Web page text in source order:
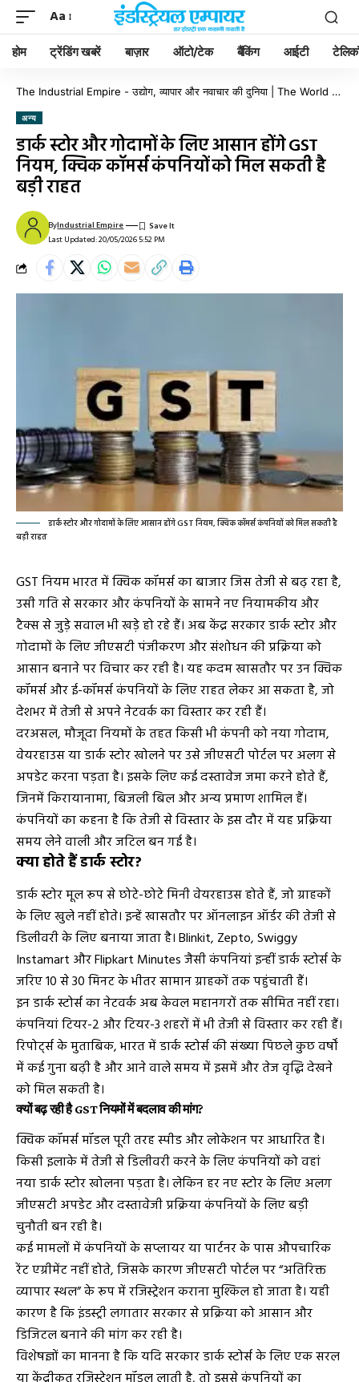
Aa
होम ट्रेंडिंग खबरें बाज़ार ऑटो/टेक बैंकिंग आईटी
The Industrial Empire - उद्योग, व्यापार और नवाचार की दुनिया | The World of Industry, Business & Innovation
अन्य
डार्क स्टोर और गोदामों के लिए आसान होंगे GST
नियम, क्विक कॉमर्स कंपनियों को मिल सकती है
बड़ी राहत
Last Updated: 20/05/2026 5:52 PM
ByIndustrial Empire
डार्क स्टोर और गोदामों के लिए आसान होंगे GST नियम, क्विक कॉमर्स कंपनियों को मिल सकती है
बड़ी राहत
GST नियम भारत में क्विक कॉमर्स का बाजार जिस तेजी से बढ़ रहा है,
उसी गति से सरकार और कंपनियों के सामने नए नियामकीय और
टैक्स से जुड़े सवाल भी खड़े हो रहे हैं। अब केंद्र सरकार डार्क स्टोर और
गोदामों के लिए जीएसटी पंजीकरण और संशोधन की प्रक्रिया को
आसान बनाने पर विचार कर रही है। यह कदम खासतौर पर उन क्विक
कॉमर्स और ई-कॉमर्स कंपनियों के लिए राहत लेकर आ सकता है, जो
देशभर में तेजी से अपने नेटवर्क का विस्तार कर रही हैं।
दरअसल, मौजूदा नियमों के तहत किसी भी कंपनी को नया गोदाम,
वेयरहाउस या डार्क स्टोर खोलने पर उसे जीएसटी पोर्टल पर अलग से
अपडेट करना पड़ता है। इसके लिए कई दस्तावेज जमा करने होते हैं,
जिनमें किरायानामा, बिजली बिल और अन्य प्रमाण शामिल हैं।
कंपनियों का कहना है कि तेजी से विस्तार के इस दौर में यह प्रक्रिया
समय लेने वाली और जटिल बन गई है।
क्या होते हैं डार्क स्टोर?
डार्क स्टोर मूल रूप से छोटे-छोटे मिनी वेयरहाउस होते हैं, जो ग्राहकों
के लिए खुले नहीं होते। इन्हें खासतौर पर ऑनलाइन ऑर्डर की तेजी से
डिलीवरी के लिए बनाया जाता है।Blinkit, Zepto, Swiggy
Instamart और Flipkart Minutesजैसी कंपनियां इन्हीं डार्क स्टोर्स के
जरिए 10 से 30 मिनट के भीतर सामान ग्राहकों तक पहुंचाती हैं।
इन डार्क स्टोर्स का नेटवर्क अब केवल महानगरों तक सीमित नहीं रहा।
कंपनियां टियर-2 और टियर-3 शहरों में भी तेजी से विस्तार कर रही हैं।
रिपोर्ट्स के मुताबिक, भारत में डार्क स्टोर्स की संख्या पिछले कुछ वर्षों
में कई गुना बढ़ी है और आने वाले समय में इसमें और तेज वृद्धि देखने
को मिल सकती है।
क्यों बढ़ रही है GST नियमों में बदलाव की मांग?
क्विक कॉमर्स मॉडल पूरी तरह स्पीड और लोकेशन पर आधारित है।
किसी इलाके में तेजी से डिलीवरी करने के लिए कंपनियों को वहां
नया डार्क स्टोर खोलना पड़ता है। लेकिन हर नए स्टोर के लिए अलग
जीएसटी अपडेट और दस्तावेजी प्रक्रिया कंपनियों के लिए बड़ी
चुनौती बन रही है।
कई मामलों में कंपनियों के सप्लायर या पार्टनर के पास औपचारिक
रेंट एग्रीमेंट नहीं होते, जिसके कारण जीएसटी पोर्टल पर “अतिरिक्त
व्यापार स्थल” के रूप में रजिस्ट्रेशन कराना मुश्किल हो जाता है। यही
कारण है कि इंडस्ट्री लगातार सरकार से प्रक्रिया को आसान और
डिजिटल बनाने की मांग कर रही है।
विशेषज्ञों का मानना है कि यदि सरकार डार्क स्टोर्स के लिए एक सरल